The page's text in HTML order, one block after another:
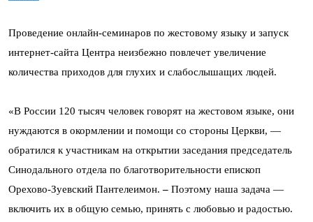
Проведение онлайн-семинаров по жестовому языку и запуск
интернет-сайта Центра неизбежно повлечет увеличение
количества приходов для глухих и слабослышащих людей.
«В России 120 тысяч человек говорят на жестовом языке, они
нуждаются в окормлении и помощи со стороны Церкви, —
обратился к участникам на открытии заседания председатель
Синодального отдела по благотворительности епископ
Орехово-Зуевский Пантелеимон. – Поэтому наша задача —
включить их в общую семью, принять с любовью и радостью.